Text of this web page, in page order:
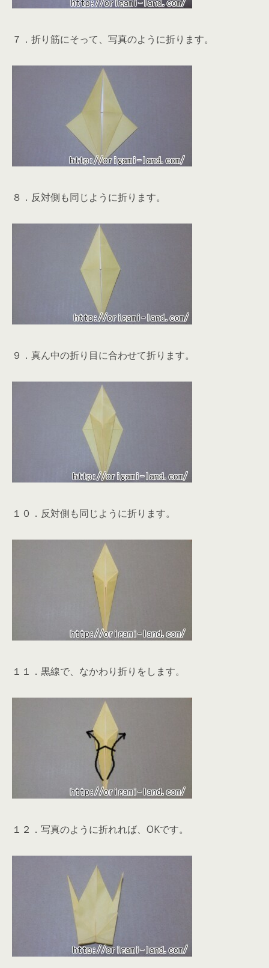
７．折り筋にそって、写真のように折ります。
８．反対側も同じように折ります。
９．真ん中の折り目に合わせて折ります。
１０．反対側も同じように折ります。
１１．黒線で、なかわり折りをします。
１２．写真のように折れれば、OKです。